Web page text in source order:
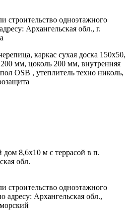
строительство одноэтажного
Архангельская обл., г.
каркас сухая доска 150х50,
мм, цоколь 200 мм, внутренняя
OSB , утеплитель техно николь,
8,6х10 м с террасой в п.
обл.
строительство одноэтажного
адресу: Архангельская обл.,